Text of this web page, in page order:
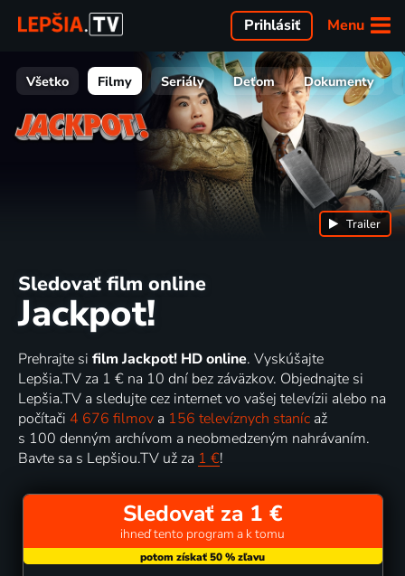
Menu
Prihlásiť
Všetko Filmy Seriály Deťom Dokumenty
Sledovať film online
Jackpot!
Trailer
Prehrajte si film Jackpot! HD online. Vyskúšajte
Lepšia.TV za 1 € na 10 dní bez záväzkov. Objednajte si
Lepšia.TV a sledujte cez internet vo vašej televízii alebo na
počítači 4 676 filmov a 156 televíznych staníc až
s 100 denným archívom a neobmedzeným nahrávaním.
Bavte sa s Lepšiou.TV už za 1 €!
Sledovať za 1 €
ihneď tento program a k tomu